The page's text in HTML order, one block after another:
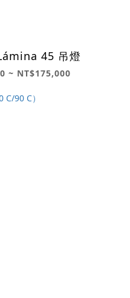
45 吊燈
~ NT$175,000